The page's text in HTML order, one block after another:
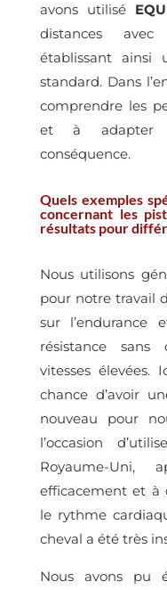
avons utilisé
distances
établissant ainsi
standard. Dans
comprendre les
et à adapter
conséquence.
Quels exemples
concernant les
résultats pour
Nous utilisons
pour notre travail
sur l’endurance
résistance
vitesses élevées.
chance d’avoir
nouveau pour
l’occasion
Royaume-
efficacement et à
le rythme
cheval a été très
Nous avons pu